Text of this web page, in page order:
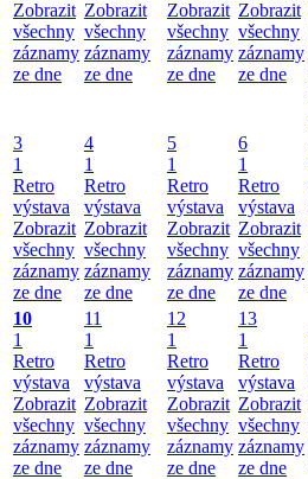
Zobrazit
všechny
záznamy
ze dne
Zobrazit
všechny
záznamy
ze dne
Zobrazit
všechny
záznamy
ze dne
Zobrazit
všechny
záznamy
ze dne
3
1
Retro
výstava
Zobrazit
všechny
záznamy
ze dne
4
1
Retro
výstava
Zobrazit
všechny
záznamy
ze dne
5
1
Retro
výstava
Zobrazit
všechny
záznamy
ze dne
6
1
Retro
výstava
Zobrazit
všechny
záznamy
ze dne
10
1
Retro
výstava
Zobrazit
všechny
záznamy
ze dne
11
1
Retro
výstava
Zobrazit
všechny
záznamy
ze dne
12
1
Retro
výstava
Zobrazit
všechny
záznamy
ze dne
13
1
Retro
výstava
Zobrazit
všechny
záznamy
ze dne